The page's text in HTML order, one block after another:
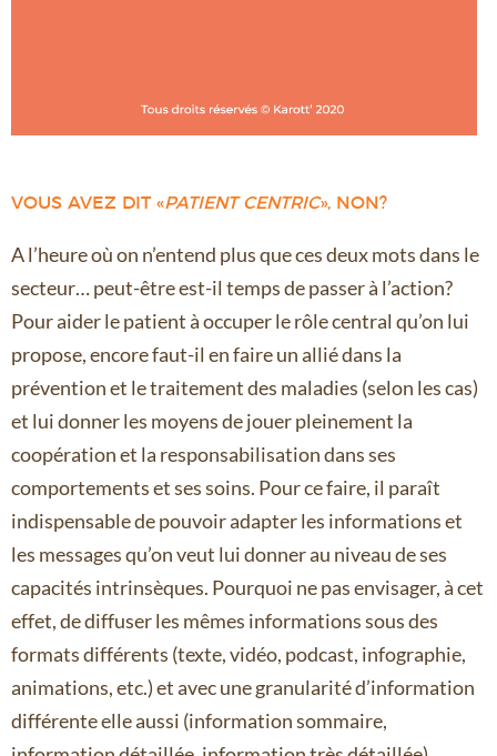
VOUS AVEZ DIT «PATIENT CENTRIC», NON?
A l’heure où on n’entend plus que ces deux mots dans le
secteur… peut-être est-il temps de passer à l’action?
Pour aider le patient à occuper le rôle central qu’on lui
propose, encore faut-il en faire un allié dans la
prévention et le traitement des maladies (selon les cas)
et lui donner les moyens de jouer pleinement la
coopération et la responsabilisation dans ses
comportements et ses soins. Pour ce faire, il paraît
indispensable de pouvoir adapter les informations et
les messages qu’on veut lui donner au niveau de ses
capacités intrinsèques. Pourquoi ne pas envisager, à cet
effet, de diffuser les mêmes informations sous des
formats différents (texte, vidéo, podcast, infographie,
animations, etc.) et avec une granularité d’information
différente elle aussi (information sommaire,